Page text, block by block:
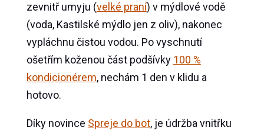
zevnitř umyju (velké praní) v mýdlové vodě
(voda, Kastilské mýdlo jen z oliv), nakonec
vypláchnu čistou vodou. Po vyschnutí
ošetřím koženou část podšívky 100 %
kondicionérem, nechám 1 den v klidu a
hotovo.
Díky novince Spreje do bot, je údržba vnitřku